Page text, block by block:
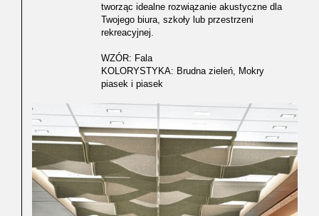
tworząc idealne rozwiązanie akustyczne dla
Twojego biura, szkoły lub przestrzeni
rekreacyjnej.
WZÓR: Fala
KOLORYSTYKA: Brudna zieleń, Mokry
piasek i piasek